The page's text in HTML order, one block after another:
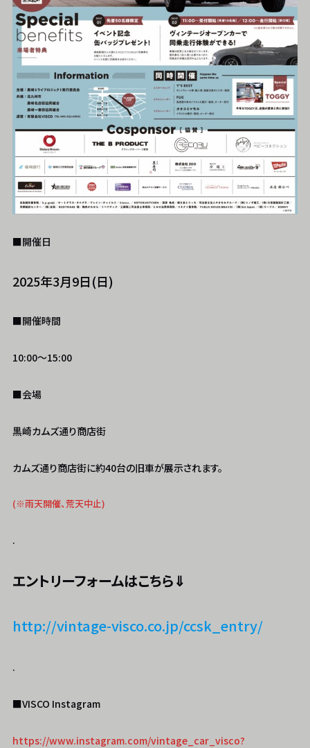
■開催日
2025年3月9日(日)
■開催時間
10:00〜15:00
■会場
黒崎カムズ通り商店街
カムズ通り商店街に約40台の旧車が展示されます。
(※雨天開催、荒天中止)
.
エントリーフォームはこちら⇓
http://vintage-visco.co.jp/ccsk_entry/
.
■VISCO Instagram
https://www.instagram.com/vintage_car_visco?